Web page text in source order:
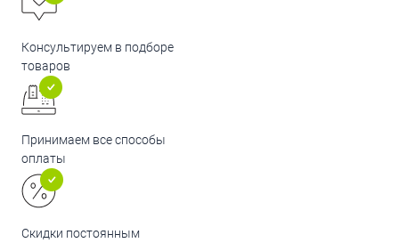
Консультируем в подборе
товаров
Принимаем все способы
оплаты
Скидки постоянным